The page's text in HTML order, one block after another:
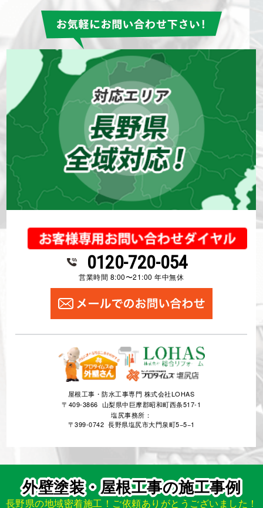
0120-720-054
営業時間 8:00〜21:00 年中無休
屋根工事・防水工事専門 株式会社LOHAS
〒409-3866 山梨県中巨摩郡昭和町西条517-1
塩尻事務所：
〒399-0742 長野県塩尻市大門泉町5−5−1
外壁塗装・屋根工事の施工事例
長野県の地域密着施工！ご依頼ありがとうございました！